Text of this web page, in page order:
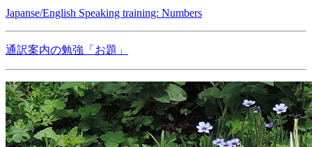
Japanse/English Speaking training: Numbers
通訳案内の勉強「お題」